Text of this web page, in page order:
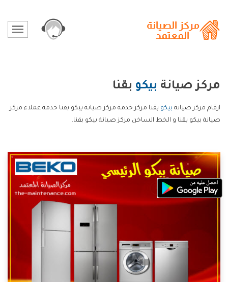
مركز صيانة بيكو بقنا
ارقام مركز صيانة بيكو بقنا مركز خدمة مركز صيانة بيكو بقنا خدمة عملاء مركز
صيانة بيكو بقنا و الخط الساخن مركز صيانة بيكو بقنا.